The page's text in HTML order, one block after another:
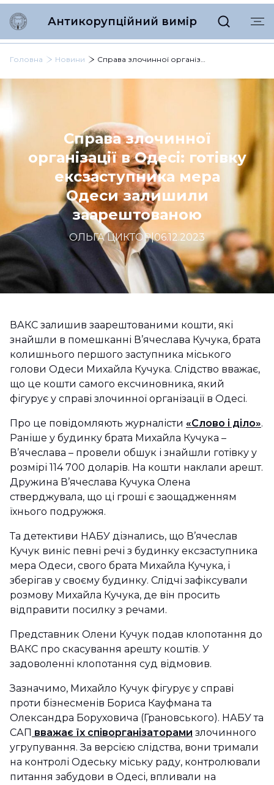
Антикорупційний вимір
Головна Новини Справа злочинної організації в Одесі: готівку ексзаступника мера Одеси залишили заарештованою
Справа злочинної
організації в Одесі: готівку
ексзаступника мера
Одеси залишили
заарештованою
ОЛЬГА ЦИКТОР|06.12.2023
ВАКС залишив заарештованими кошти, які
знайшли в помешканні В’ячеслава Кучука, брата
колишнього першого заступника міського
голови Одеси Михайла Кучука. Слідство вважає,
що це кошти самого ексчиновника, який
фігурує у справі злочинної організації в Одесі.
Про це повідомляють журналісти «Слово і діло».
Раніше у будинку брата Михайла Кучука –
В’ячеслава – провели обшук і знайшли готівку у
розмірі 114 700 доларів. На кошти наклали арешт.
Дружина В’ячеслава Кучука Олена
стверджувала, що ці гроші є заощадженням
їхнього подружжя.
Та детективи НАБУ дізнались, що В’ячеслав
Кучук виніс певні речі з будинку ексзаступника
мера Одеси, свого брата Михайла Кучука, і
зберігав у своєму будинку. Слідчі зафіксували
розмову Михайла Кучука, де він просить
відправити посилку з речами.
Представник Олени Кучук подав клопотання до
ВАКС про скасування арешту коштів. У
задоволенні клопотання суд відмовив.
Зазначимо, Михайло Кучук фігурує у справі
проти бізнесменів Бориса Кауфмана та
Олександра Боруховича (Грановського). НАБУ та
САП вважає їх співорганізаторами злочинного
угрупування. За версією слідства, вони тримали
на контролі Одеську міську раду, контролювали
питання забудови в Одесі, впливали на